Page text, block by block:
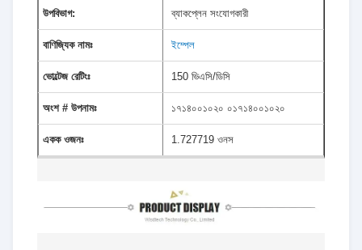
উপবিভাগ: ব্যাকপ্লেন সংযোগকারী
বাণিজ্যিক নামঃ ইম্পেল
ভোল্টেজ রেটিংঃ 150 ভিএসি/ডিসি
অংশ # উপনামঃ ১৭১৪০০১০২০ ০১৭১৪০০১০২০
একক ওজনঃ 1.727719 ওনস